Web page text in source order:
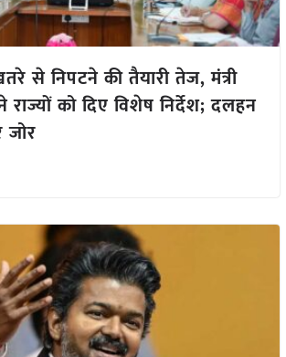
से निपटने की तैयारी तेज, मंत्री
राज्यों को दिए विशेष निर्देश; दलहन